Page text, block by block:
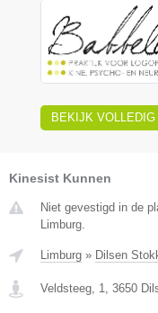
BEKIJK VOLLEDIG
Kinesist Kunnen
Niet gevestigd in de
Limburg.
Limburg » Dilsen
Veldsteeg, 1 3650